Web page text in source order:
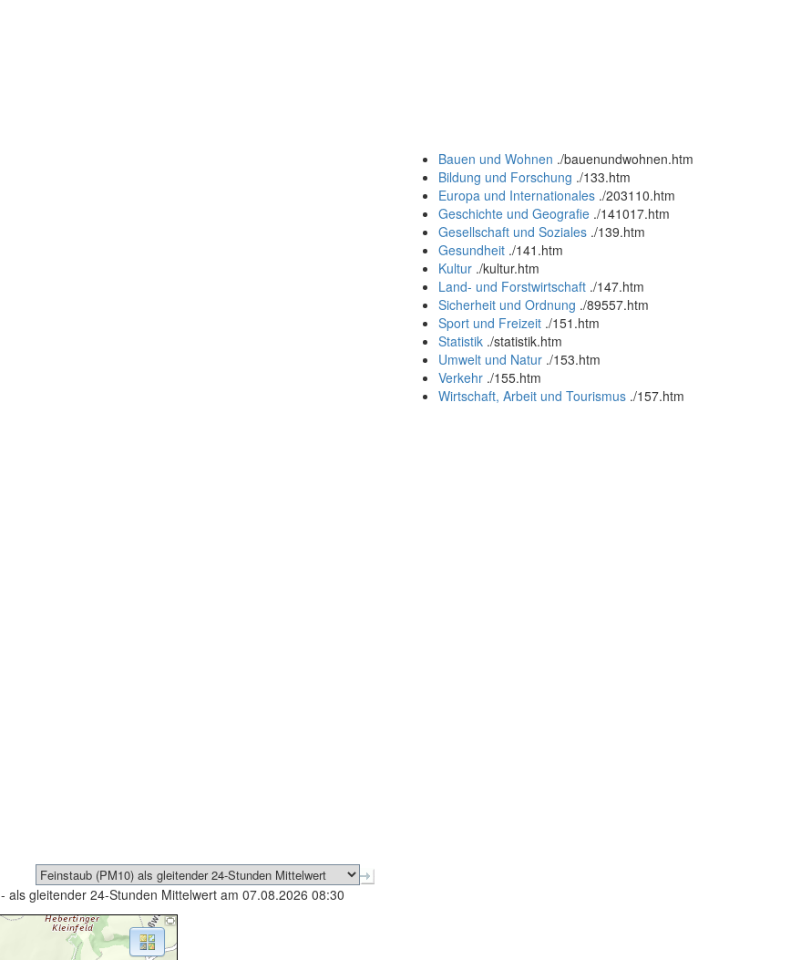
Bauen und Wohnen ./bauenundwohnen.htm
Bildung und Forschung ./133.htm
Europa und Internationales ./203110.htm
Geschichte und Geografie ./141017.htm
Gesellschaft und Soziales ./139.htm
Gesundheit ./141.htm
Kultur ./kultur.htm
Land- und Forstwirtschaft ./147.htm
Sicherheit und Ordnung ./89557.htm
Sport und Freizeit ./151.htm
Statistik ./statistik.htm
Umwelt und Natur ./153.htm
Verkehr ./155.htm
Wirtschaft, Arbeit und Tourismus ./157.htm
- als gleitender 24-Stunden Mittelwert am 07.08.2026 08:30